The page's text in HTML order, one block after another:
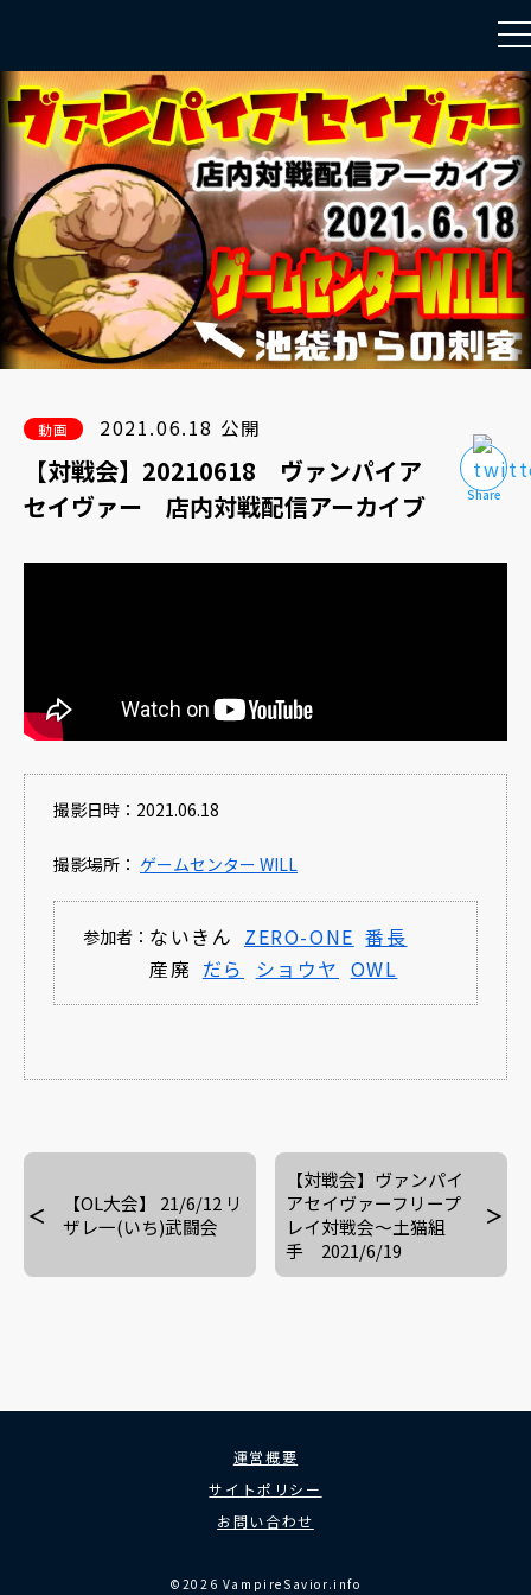
動画 2021.06.18 公開
【対戦会】20210618 ヴァンパイア
セイヴァー 店内対戦配信アーカイブ
撮影日時：2021.06.18
撮影場所： ゲームセンター WILL
参加者： ないきん ZERO-ONE 番長
産廃 だら ショウヤ OWL
【OL大会】 21/6/12 リ
ザレ一(いち)武闘会
【対戦会】ヴァンパイ
アセイヴァーフリープ
レイ対戦会～土猫組
手 2021/6/19
運営概要
サイトポリシー
お問い合わせ
©2026 VampireSavior.info